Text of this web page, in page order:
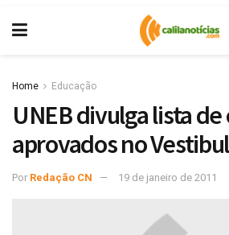
Home Educação
UNEB divulga lista
aprovados no
Por Redação CN 19 de janeiro de 2011